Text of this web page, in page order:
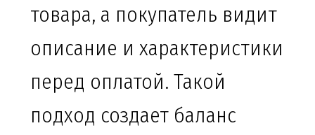
товара, а покупатель видит
описание и характеристики
перед оплатой. Такой
подход создает баланс